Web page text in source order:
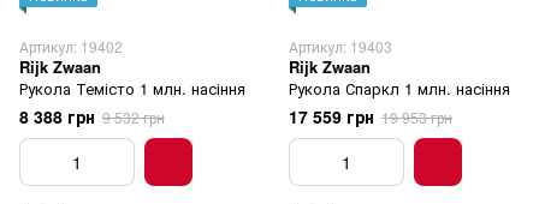
Артикул: 19402
Rijk Zwaan
Рукола Темісто 1 млн. насіння
8 388 грн 9 532 грн
Артикул: 19403
Rijk Zwaan
Рукола Спаркл 1 млн. насіння
17 559 грн 19 953 грн